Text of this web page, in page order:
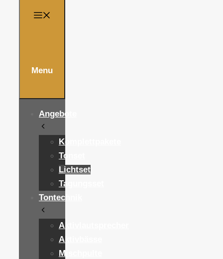
Menu
Angebote
Komplettpakete
Tonset
Lichtset
Tagungsset
Tontechnik
Aktivlautsprecher
Aktivbässe
Mischpulte